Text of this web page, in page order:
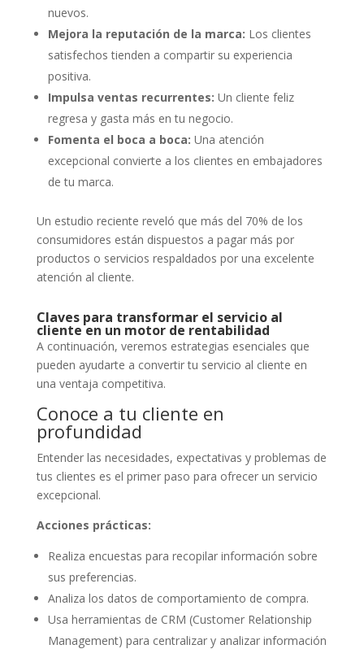
nuevos.
Mejora la reputación de la marca: Los clientes
satisfechos tienden a compartir su experiencia
positiva.
Impulsa ventas recurrentes: Un cliente feliz
regresa y gasta más en tu negocio.
Fomenta el boca a boca: Una atención
excepcional convierte a los clientes en embajadores
de tu marca.
Un estudio reciente reveló que más del 70% de los
consumidores están dispuestos a pagar más por
productos o servicios respaldados por una excelente
atención al cliente.
Claves para transformar el servicio al
cliente en un motor de rentabilidad
A continuación, veremos estrategias esenciales que
pueden ayudarte a convertir tu servicio al cliente en
una ventaja competitiva.
Conoce a tu cliente en
profundidad
Entender las necesidades, expectativas y problemas de
tus clientes es el primer paso para ofrecer un servicio
excepcional.
Acciones prácticas:
Realiza encuestas para recopilar información sobre
sus preferencias.
Analiza los datos de comportamiento de compra.
Usa herramientas de CRM (Customer Relationship
Management) para centralizar y analizar información